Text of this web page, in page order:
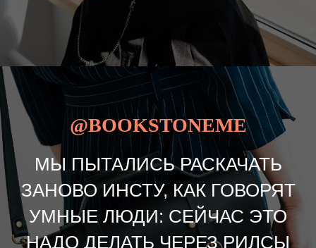
@BOOKSTONEME
МЫ ПЫТАЛИСЬ РАСКАЧАТЬ
ЗАНОВО ИНСТУ, КАК ГОВОРЯТ
УМНЫЕ ЛЮДИ: СЕЙЧАС ЭТО
НАДО ДЕЛАТЬ ЧЕРЕЗ РИЛСЫ